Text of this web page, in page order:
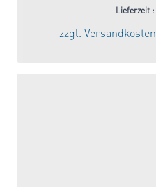
Lieferzeit :
zzgl. Versandkosten